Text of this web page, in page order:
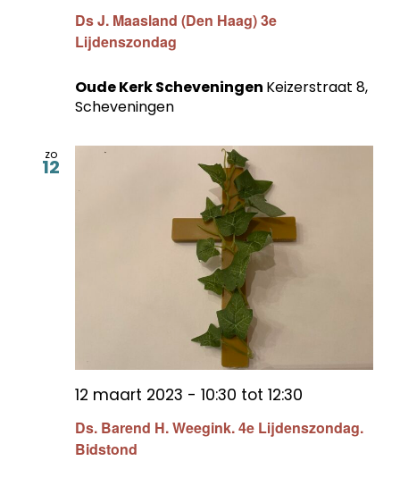
Ds J. Maasland (Den Haag) 3e
Lijdenszondag
Oude Kerk Scheveningen Keizerstraat 8,
Scheveningen
zo
12
Ds. Barend H. Weegink. 4e Lijdenszondag.
Bidstond
12 maart 2023 - 10:30 tot 12:30